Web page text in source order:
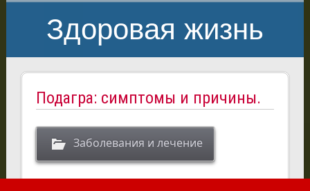
Здоровая жизнь
Подагра: симптомы и причины.
Заболевания и лечение